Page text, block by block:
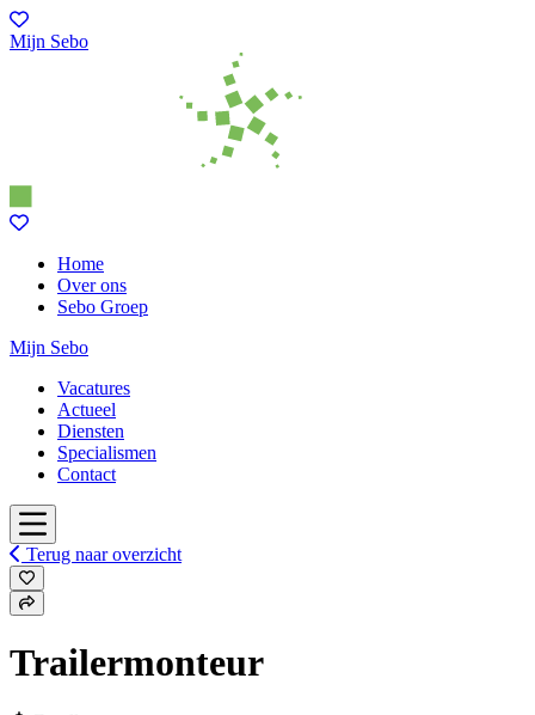
Mijn Sebo
Home
Over ons
Sebo Groep
Mijn Sebo
Vacatures
Actueel
Diensten
Specialismen
Contact
Terug naar overzicht
Trailermonteur